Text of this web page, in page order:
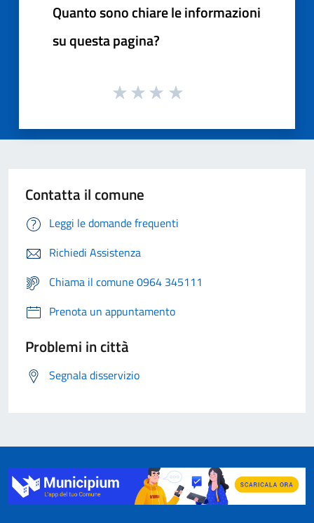
Quanto sono chiare le informazioni
su questa pagina?
Contatta il comune
Leggi le domande frequenti
Richiedi Assistenza
Chiama il comune 0964 345111
Prenota un appuntamento
Problemi in città
Segnala disservizio